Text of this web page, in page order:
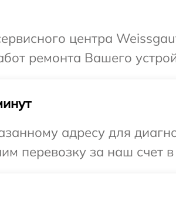
центра
ремонта Вашего
адресу для
перевозку за наш счет